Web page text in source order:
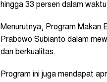
hingga 33 persen dalam
Menurutnya, Program Makan
Prabowo Subianto dalam
dan berkualitas.
Program ini juga mendapat